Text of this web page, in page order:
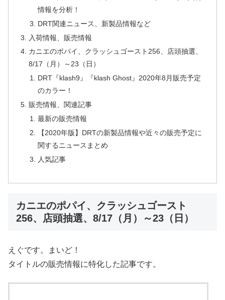
情報を分析！
DRT関連ニュース、新製品情報など
入荷情報、販売情報
カニエのポパイ、クラッシュゴースト256、店頭抽選、
8/17（月）～23（日）
DRT『klash9』『klash Ghost』2020年8月販売予定
のカラー！
販売情報、関連記事
最新の販売情報
【2020年版】DRTの新製品情報や近々の販売予定に
関するニュースまとめ
人気記事
カニエのポパイ、クラッシュゴースト
256、店頭抽選、8/17（月）～23（日）
えぐです。まいど！
タイトルの販売情報に特化した記事です。